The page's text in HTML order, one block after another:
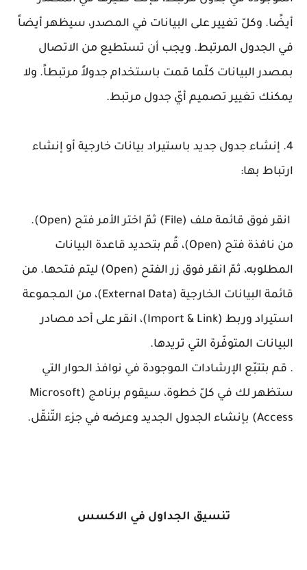
أيضًا. وكلّ تغيير على البيانات في المصدر، سيظهر أيضاً
في الجدول المرتبط. ويجب أن تستطيع من الاتصال
بمصدر البيانات كلّما قمت باستخدام جدولاً مرتبطاً. ولا
يمكنك تغيير تصميم أيّ جدول مرتبط.
4. إنشاء جدول جديد باستيراد بيانات خارجية أو إنشاء
ارتباط بها:
انقر فوق قائمة ملف (File) ثمّ اختر الأمر فتح (Open).
من نافذة فتح (Open)، قُم بتحديد قاعدة البيانات
المطلوبه، ثمّ انقر فوق زر الفتح (Open) ليتم فتحها. من
قائمة البيانات الخارجية (External Data)، من المجموعة
استيراد وربط (Import & Link)، انقر على أحد مصادر
البيانات المتوفّرة التي تريدها.
. قم بتتبّع الإرشادات الموجودة في نوافذ الحوار التي
ستظهر لك في كلّ خطوة، سيقوم برنامج (Microsoft
Access) بإنشاء الجدول الجديد وعرضه في جزء التّنقّل.
تنسيق الجداول في الاكسس